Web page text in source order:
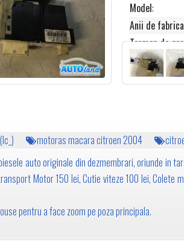
Model:
Anii de
Termen de
Pret:
motoras macara citroen 2004
auto originale din dezmembrari, oriunde in
Motor 150 lei, Cutie viteze 100 lei,
pentru a face zoom pe poza principala.